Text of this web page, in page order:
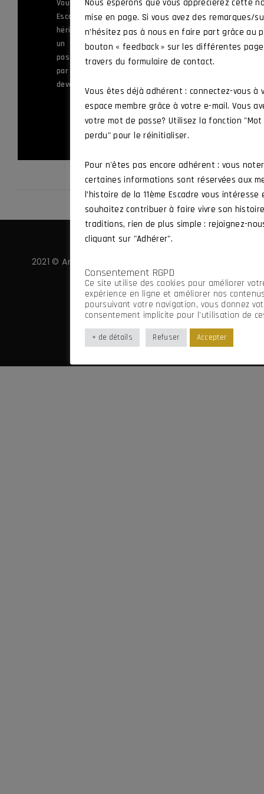
Vous servez ou avez appartenu à la 11
Escadre de Chasse, ou à l’une des unités
héritières de ses traditions, ou vous êtes
un sympathisant souhaitant mettre sa
passion au service des valeurs défendues
par l’Amicale et vous souhaitez en
devenir membre.
ADHÉRER
2021 © Amicale 11 ·
Mentions légales
Imaginé par Frenchify
Nous espérons que vous apprécierez cette
mise en page. Si vous avez des remarques/
n’hésitez pas à nous en faire part grâce au
bouton « feedback » sur les différentes
travers du formulaire de contact.
Vous êtes déjà adhérent : connectez-vous à
espace membre grâce à votre e-mail. Vous
votre mot de passe? Utilisez la fonction
perdu" pour le réinitialiser.
Pour n'êtes pas encore adhérent : vous
certaines informations sont réservées aux
l’histoire de la 11ème Escadre vous intéresse
souhaitez contribuer à faire vivre son
traditions, rien de plus simple : rejoignez-
cliquant sur "Adhérer".
Consentement RGPD
Ce site utilise des cookies pour améliorer
expérience en ligne et améliorer nos
poursuivant votre navigation, vous donnez
consentement implicite pour l’utilisation de
+ de détails Refuser Accepter